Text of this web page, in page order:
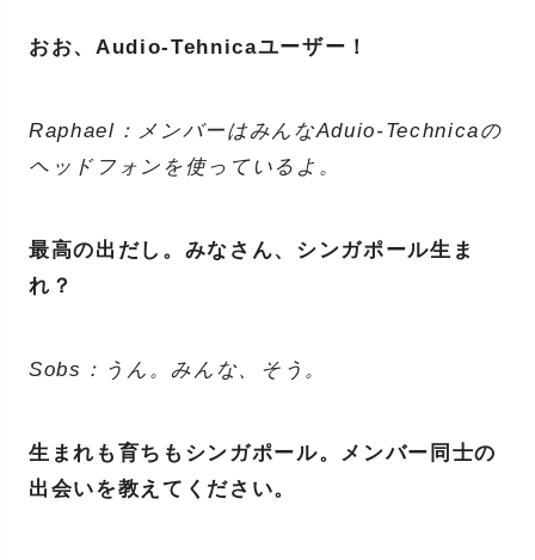
おお、Audio-Tehnicaユーザー！
Raphael：メンバーはみんなAduio-Technicaの
ヘッドフォンを使っているよ。
最高の出だし。みなさん、シンガポール生ま
れ？
Sobs：うん。みんな、そう。
生まれも育ちもシンガポール。メンバー同士の
出会いを教えてください。